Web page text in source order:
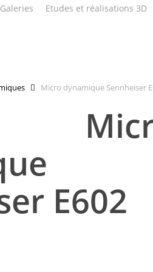
Galeries Etudes et réalisations 3D
Micro dynamique Sennheiser
E602